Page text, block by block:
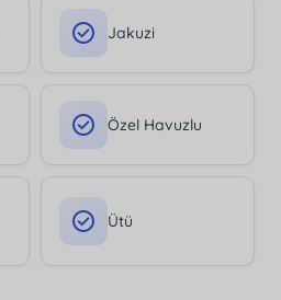
Jakuzi
Özel Havuzlu
Ütü